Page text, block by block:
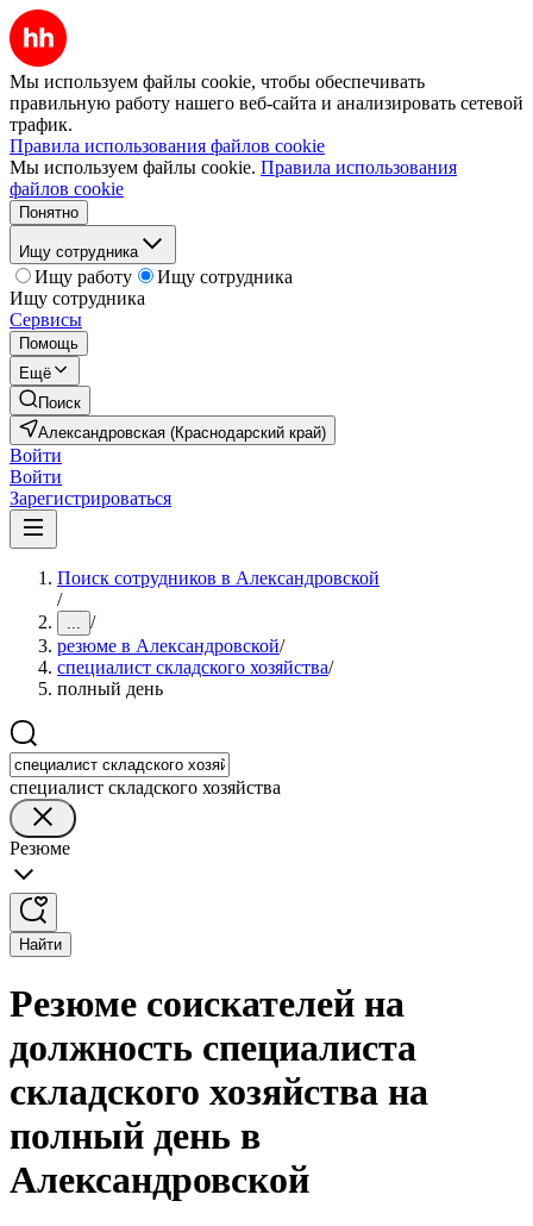
Мы используем файлы cookie, чтобы обеспечивать
правильную работу нашего веб-сайта и анализировать сетевой
трафик.
Правила использования файлов cookie
Мы используем файлы cookie. Правила использования
файлов cookie
Понятно
Ищу сотрудника
Ищу работу
Ищу сотрудника
Ищу сотрудника
Сервисы
Помощь
Ещё
Поиск
Александровская (Краснодарский край)
Войти
Войти
Зарегистрироваться
Поиск сотрудников в Александровской
/
... /
резюме в Александровской/
специалист складского хозяйства/
полный день
специалист складского хозяйства
Резюме
Найти
Резюме соискателей на
должность специалиста
складского хозяйства на
полный день в
Александровской